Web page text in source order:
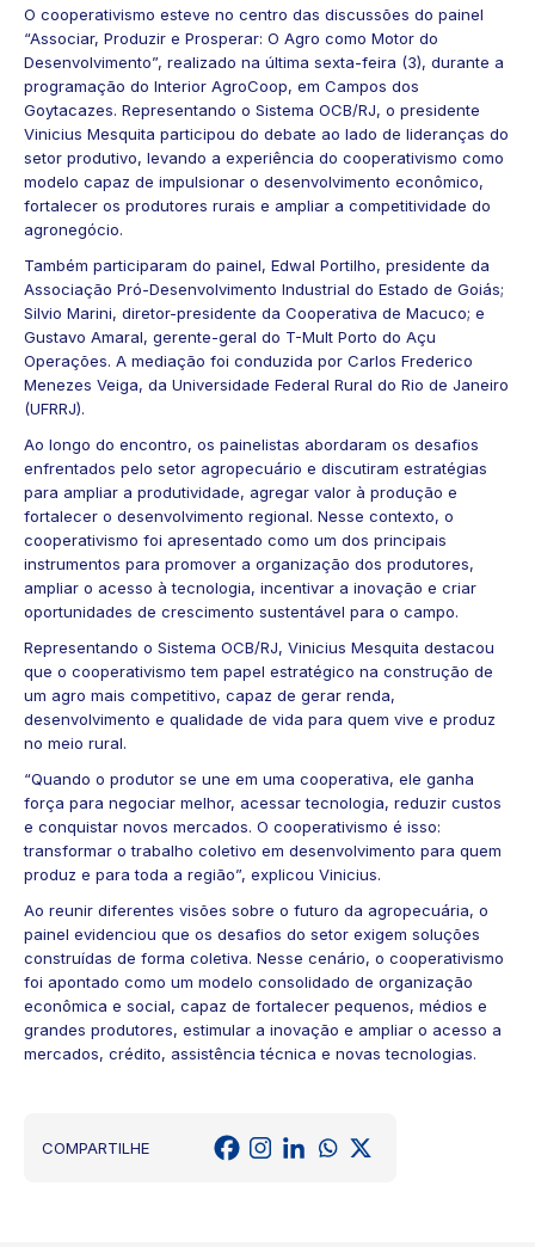
O cooperativismo esteve no centro das discussões do painel
“Associar, Produzir e Prosperar: O Agro como Motor do
Desenvolvimento”, realizado na última sexta-feira (3), durante a
programação do Interior AgroCoop, em Campos dos
Goytacazes. Representando o Sistema OCB/RJ, o presidente
Vinicius Mesquita participou do debate ao lado de lideranças do
setor produtivo, levando a experiência do cooperativismo como
modelo capaz de impulsionar o desenvolvimento econômico,
fortalecer os produtores rurais e ampliar a competitividade do
agronegócio.
Também participaram do painel, Edwal Portilho, presidente da
Associação Pró-Desenvolvimento Industrial do Estado de Goiás;
Silvio Marini, diretor-presidente da Cooperativa de Macuco; e
Gustavo Amaral, gerente-geral do T-Mult Porto do Açu
Operações. A mediação foi conduzida por Carlos Frederico
Menezes Veiga, da Universidade Federal Rural do Rio de Janeiro
(UFRRJ).
Ao longo do encontro, os painelistas abordaram os desafios
enfrentados pelo setor agropecuário e discutiram estratégias
para ampliar a produtividade, agregar valor à produção e
fortalecer o desenvolvimento regional. Nesse contexto, o
cooperativismo foi apresentado como um dos principais
instrumentos para promover a organização dos produtores,
ampliar o acesso à tecnologia, incentivar a inovação e criar
oportunidades de crescimento sustentável para o campo.
Representando o Sistema OCB/RJ, Vinicius Mesquita destacou
que o cooperativismo tem papel estratégico na construção de
um agro mais competitivo, capaz de gerar renda,
desenvolvimento e qualidade de vida para quem vive e produz
no meio rural.
“Quando o produtor se une em uma cooperativa, ele ganha
força para negociar melhor, acessar tecnologia, reduzir custos
e conquistar novos mercados. O cooperativismo é isso:
transformar o trabalho coletivo em desenvolvimento para quem
produz e para toda a região”, explicou Vinicius.
Ao reunir diferentes visões sobre o futuro da agropecuária, o
painel evidenciou que os desafios do setor exigem soluções
construídas de forma coletiva. Nesse cenário, o cooperativismo
foi apontado como um modelo consolidado de organização
econômica e social, capaz de fortalecer pequenos, médios e
grandes produtores, estimular a inovação e ampliar o acesso a
mercados, crédito, assistência técnica e novas tecnologias.
COMPARTILHE